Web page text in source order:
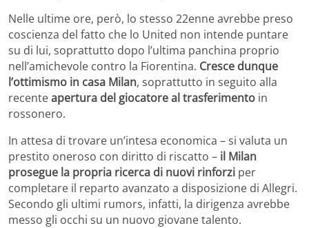
Nelle ultime ore, però, lo stesso 22enne avrebbe preso
coscienza del fatto che lo United non intende puntare
su di lui, soprattutto dopo l’ultima panchina proprio
nell’amichevole contro la Fiorentina. Cresce dunque
l’ottimismo in casa Milan, soprattutto in seguito alla
recenteapertura del giocatore al trasferimento in
rossonero.
In attesa di trovare un’intesa economica – si valuta un
prestito oneroso con diritto di riscatto – il Milan
prosegue la propria ricerca di nuovi rinforzi per
completare il reparto avanzato a disposizione di Allegri.
Secondo gli ultimi rumors, infatti, la dirigenza avrebbe
messo gli occhi su un nuovo giovane talento.